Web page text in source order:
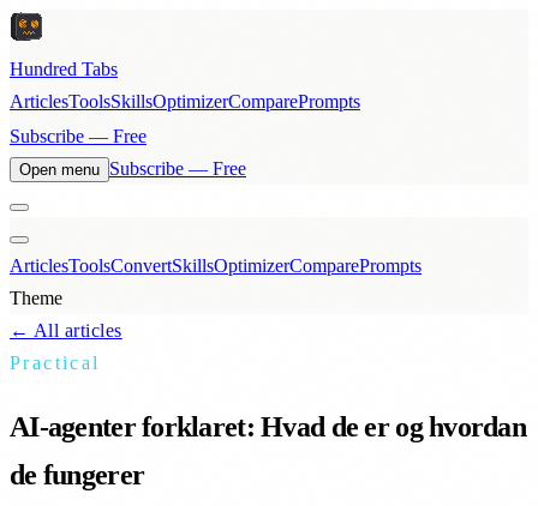
Hundred Tabs
ArticlesToolsSkillsOptimizerComparePrompts
Subscribe — Free
Open menu Subscribe — Free
ArticlesToolsConvertSkillsOptimizerComparePrompts
Theme
← All articles
Practical
AI-agenter forklaret: Hvad de er og hvordan
de fungerer